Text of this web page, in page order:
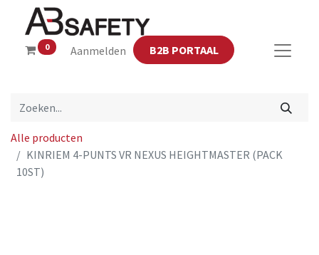
0 Aanmelden B2B PORTAAL
Alle producten
KINRIEM 4-PUNTS VR NEXUS HEIGHTMASTER (PACK
10ST)